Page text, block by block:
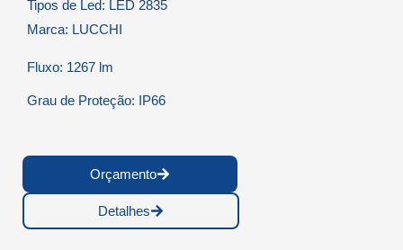
Tipos de Led: LED 2835
Marca: LUCCHI
Fluxo: 1267 lm
Grau de Proteção: IP66
Orçamento
Detalhes